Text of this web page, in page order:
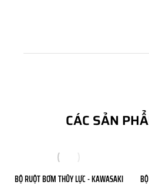
CÁC SẢN
BỘ RUỘT BƠM THỦY LỰC - KAWASAKI